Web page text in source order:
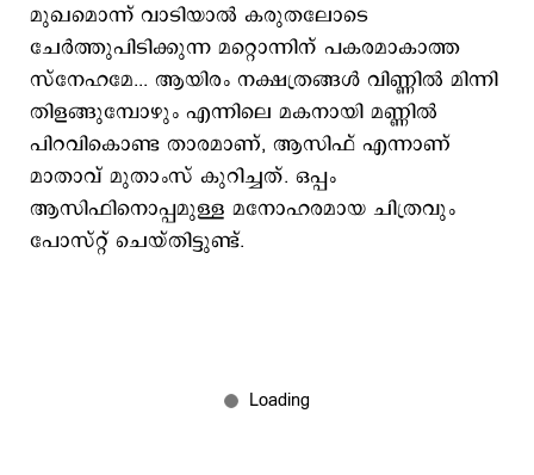
മുഖമൊന്ന് വാടിയാൽ കരുതലോടെ
ചേർത്തുപിടിക്കുന്ന മറ്റൊന്നിന് പകരമാകാത്ത
സ്‌നേഹമേ... ആയിരം നക്ഷത്രങ്ങൾ വിണ്ണിൽ മിന്നി
തിളങ്ങുമ്പോഴും എന്നിലെ മകനായി മണ്ണിൽ
പിറവികൊണ്ട താരമാണ്, ആസിഫ് എന്നാണ്
മാതാവ് മുതാംസ് കുറിച്ചത്. ഒപ്പം
ആസിഫിനൊപ്പമുള്ള മനോഹരമായ ചിത്രവും
പോസ്റ്റ് ചെയ്തിട്ടുണ്ട്.